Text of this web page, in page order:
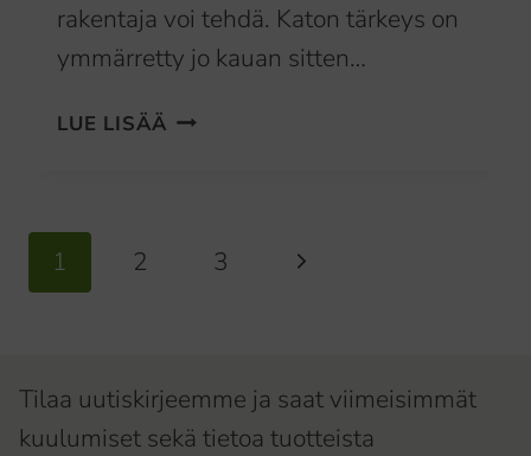
rakentaja voi tehdä. Katon tärkeys on
ymmärretty jo kauan sitten…
LUE LISÄÄ ULKOVERHOUSPANEELIT
VALINTAAN
Sivunavigointi
1 2 3
Seuraava
Tilaa uutiskirjeemme ja saat viimeisimmät
kuulumiset sekä tietoa tuotteista